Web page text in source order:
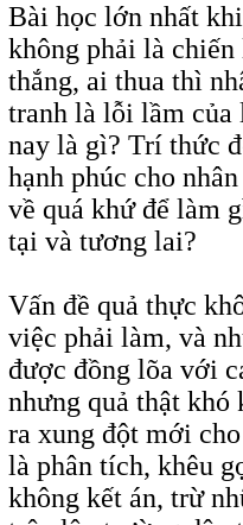
Bài học lớn nhất
không phải là
thắng, ai thua thì
tranh là lỗi lầm
nay là gì? Trí thức
hạnh phúc cho
về quá khứ để làm
tại và tương lai?
Vấn đề quả thực
việc phải làm, và
được đồng lõa với
nhưng quả thật khó
ra xung đột mới
là phân tích, khêu
không kết án, trừ